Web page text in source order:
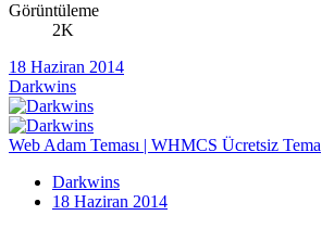
Görüntüleme
2K
18 Haziran 2014
Darkwins
Web Adam Teması | WHMCS Ücretsiz Tema
Darkwins
18 Haziran 2014